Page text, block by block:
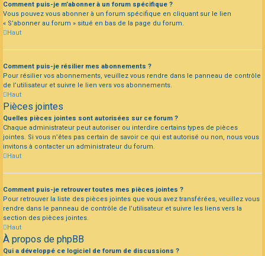
Comment puis-je m’abonner à un forum spécifique ?
Vous pouvez vous abonner à un forum spécifique en cliquant sur le lien
« S’abonner au forum » situé en bas de la page du forum.
Haut
Comment puis-je résilier mes abonnements ?
Pour résilier vos abonnements, veuillez vous rendre dans le panneau de contrôle
de l’utilisateur et suivre le lien vers vos abonnements.
Haut
Pièces jointes
Quelles pièces jointes sont autorisées sur ce forum ?
Chaque administrateur peut autoriser ou interdire certains types de pièces
jointes. Si vous n’êtes pas certain de savoir ce qui est autorisé ou non, nous vous
invitons à contacter un administrateur du forum.
Haut
Comment puis-je retrouver toutes mes pièces jointes ?
Pour retrouver la liste des pièces jointes que vous avez transférées, veuillez vous
rendre dans le panneau de contrôle de l’utilisateur et suivre les liens vers la
section des pièces jointes.
Haut
À propos de phpBB
Qui a développé ce logiciel de forum de discussions ?